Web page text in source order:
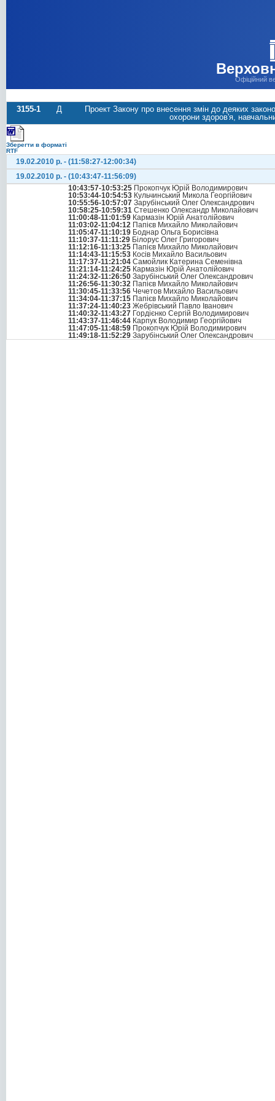
Офіційний
3155-1 Д
Проект Закону про внесення змін до деяких
охорони здоров'я,
Зберегти в форматі
RTF
19.02.2010 р. - (11:58:27-12:00:34)
19.02.2010 р. - (10:43:47-11:56:09)
10:43:57-10:53:25 Прокопчук Юрій Володимирович
10:53:44-10:54:53 Кульчинський Микола Георгійович
10:55:56-10:57:07 Зарубінський Олег Олександрович
10:58:25-10:59:31 Стешенко Олександр Миколайович
11:00:48-11:01:59 Кармазін Юрій Анатолійович
11:03:02-11:04:12 Папієв Михайло Миколайович
11:05:47-11:10:19 Боднар Ольга Борисівна
11:10:37-11:11:29 Білорус Олег Григорович
11:12:16-11:13:25 Папієв Михайло Миколайович
11:14:43-11:15:53 Косів Михайло Васильович
11:17:37-11:21:04 Самойлик Катерина Семенівна
11:21:14-11:24:25 Кармазін Юрій Анатолійович
11:24:32-11:26:50 Зарубінський Олег Олександрович
11:26:56-11:30:32 Папієв Михайло Миколайович
11:30:45-11:33:56 Чечетов Михайло Васильович
11:34:04-11:37:15 Папієв Михайло Миколайович
11:37:24-11:40:23 Жебрівський Павло Іванович
11:40:32-11:43:27 Гордієнко Сергій Володимирович
11:43:37-11:46:44 Карпук Володимир Георгійович
11:47:05-11:48:59 Прокопчук Юрій Володимирович
11:49:18-11:52:29 Зарубінський Олег Олександрович